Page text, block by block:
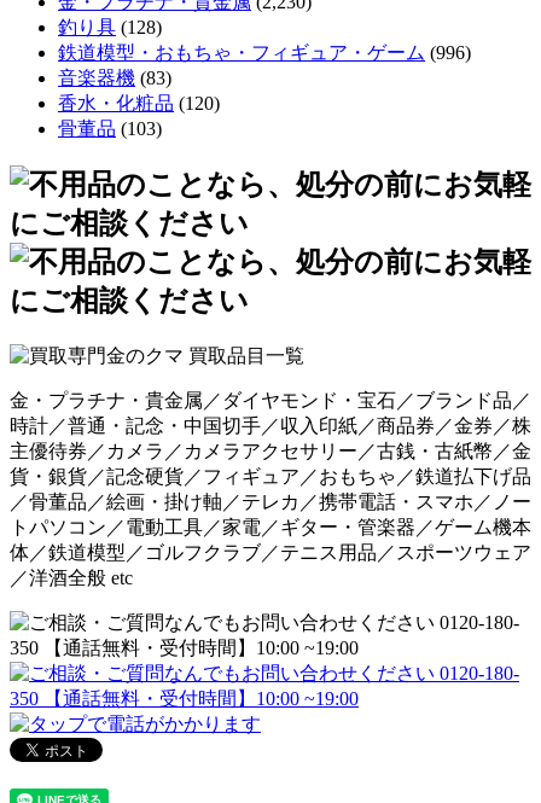
釣り具 (128)
鉄道模型・おもちゃ・フィギュア・ゲーム (996)
音楽器機 (83)
香水・化粧品 (120)
骨董品 (103)
金・プラチナ・貴金属／ダイヤモンド・宝石／ブランド品／
時計／普通・記念・中国切手／収入印紙／商品券／金券／株
主優待券／カメラ／カメラアクセサリー／古銭・古紙幣／金
貨・銀貨／記念硬貨／フィギュア／おもちゃ／鉄道払下げ品
／骨董品／絵画・掛け軸／テレカ／携帯電話・スマホ／ノー
トパソコン／電動工具／家電／ギター・管楽器／ゲーム機本
体／鉄道模型／ゴルフクラブ／テニス用品／スポーツウェア
／洋酒全般 etc